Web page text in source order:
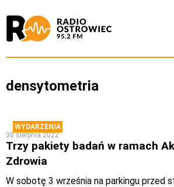
densytometria
WYDARZENIA
30 sierpnia 2022
Trzy pakiety badań w ramach
Zdrowia
W sobotę 3 września na parkingu przed